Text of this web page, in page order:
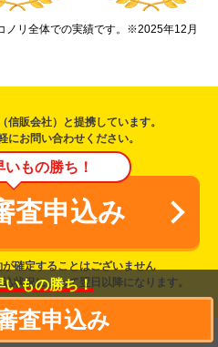
ノリ全体での実績です。※2025年12月
信販会社）と提携しています。
にお問い合わせください。
もの勝ち！
査申込み
確定することはございません
状況によって翌日以降になります。
いもの勝ち！
査申込み
スを探す